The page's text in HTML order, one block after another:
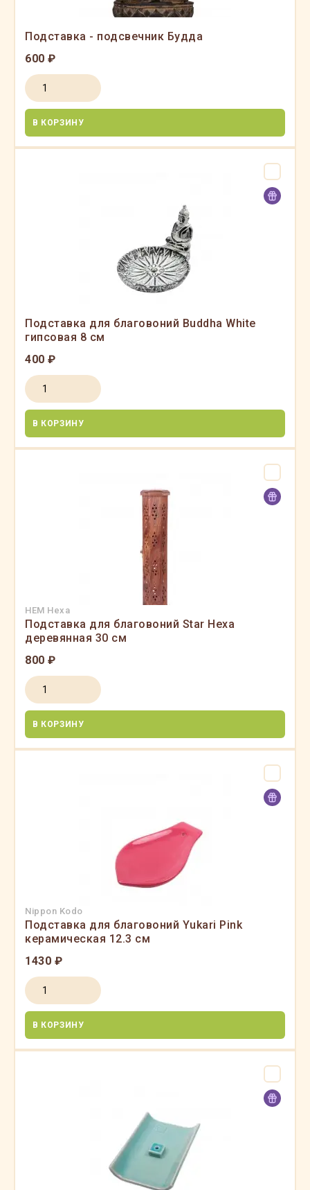
Подставка - подсвечник Будда
600 ₽
В КОРЗИНУ
Подставка для благовоний Buddha White
гипсовая 8 см
400 ₽
В КОРЗИНУ
HEM Hexa
Подставка для благовоний Star Hexa
деревянная 30 см
800 ₽
В КОРЗИНУ
Nippon Kodo
Подставка для благовоний Yukari Pink
керамическая 12.3 см
1430 ₽
В КОРЗИНУ